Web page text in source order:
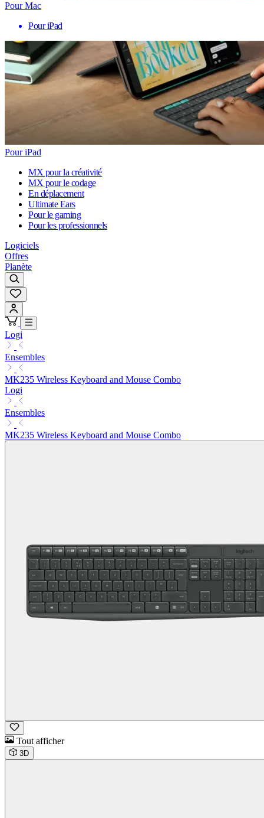
Pour Mac
Pour iPad
Pour iPad
MX pour la créativité
MX pour le codage
En déplacement
Ultimate Ears
Pour le gaming
Pour les professionnels
Logiciels
Offres
Planète
Logi
Ensembles
MK235 Wireless Keyboard and Mouse Combo
Logi
Ensembles
MK235 Wireless Keyboard and Mouse Combo
Tout afficher
3D